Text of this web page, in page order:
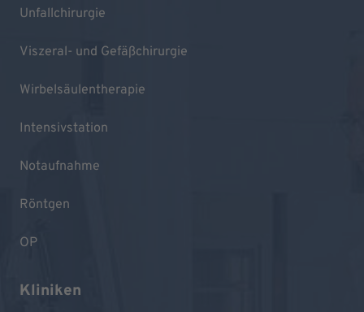
Unfallchirurgie
Viszeral- und Gefäßchirurgie
Wirbelsäulentherapie
Intensivstation
Notaufnahme
Röntgen
OP
Kliniken